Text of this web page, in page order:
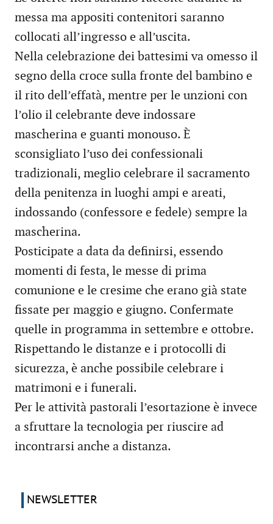
messa ma appositi contenitori saranno
collocati all’ingresso e all’uscita.
Nella celebrazione dei battesimi va omesso il
segno della croce sulla fronte del bambino e
il rito dell’effatà, mentre per le unzioni con
l’olio il celebrante deve indossare
mascherina e guanti monouso. È
sconsigliato l’uso dei confessionali
tradizionali, meglio celebrare il sacramento
della penitenza in luoghi ampi e areati,
indossando (confessore e fedele) sempre la
mascherina.
Posticipate a data da definirsi, essendo
momenti di festa, le messe di prima
comunione e le cresime che erano già state
fissate per maggio e giugno. Confermate
quelle in programma in settembre e ottobre.
Rispettando le distanze e i protocolli di
sicurezza, è anche possibile celebrare i
matrimoni e i funerali.
Per le attività pastorali l’esortazione è invece
a sfruttare la tecnologia per riuscire ad
incontrarsi anche a distanza.
NEWSLETTER